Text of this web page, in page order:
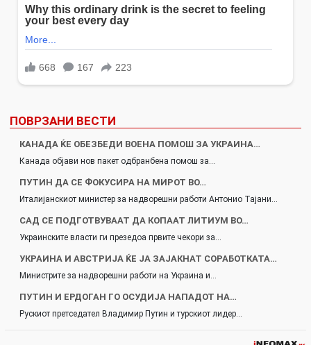
ПОВРЗАНИ ВЕСТИ
КАНАДА ЌЕ ОБЕЗБЕДИ ВОЕНА ПОМОШ ЗА УКРАИНА…
Канада објави нов пакет одбранбена помош за…
ПУТИН ДА СЕ ФОКУСИРА НА МИРОТ ВО…
Италијанскиот министер за надворешни работи Антонио Тајани…
САД СЕ ПОДГОТВУВААТ ДА КОПААТ ЛИТИУМ ВО…
Украинските власти ги презедоа првите чекори за…
УКРАИНА И АВСТРИЈА ЌЕ ЈА ЗАЈАКНАТ СОРАБОТКАТА…
Министрите за надворешни работи на Украина и…
ПУТИН И ЕРДОГАН ГО ОСУДИЈА НАПАДОТ НА…
Рускиот претседател Владимир Путин и турскиот лидер…